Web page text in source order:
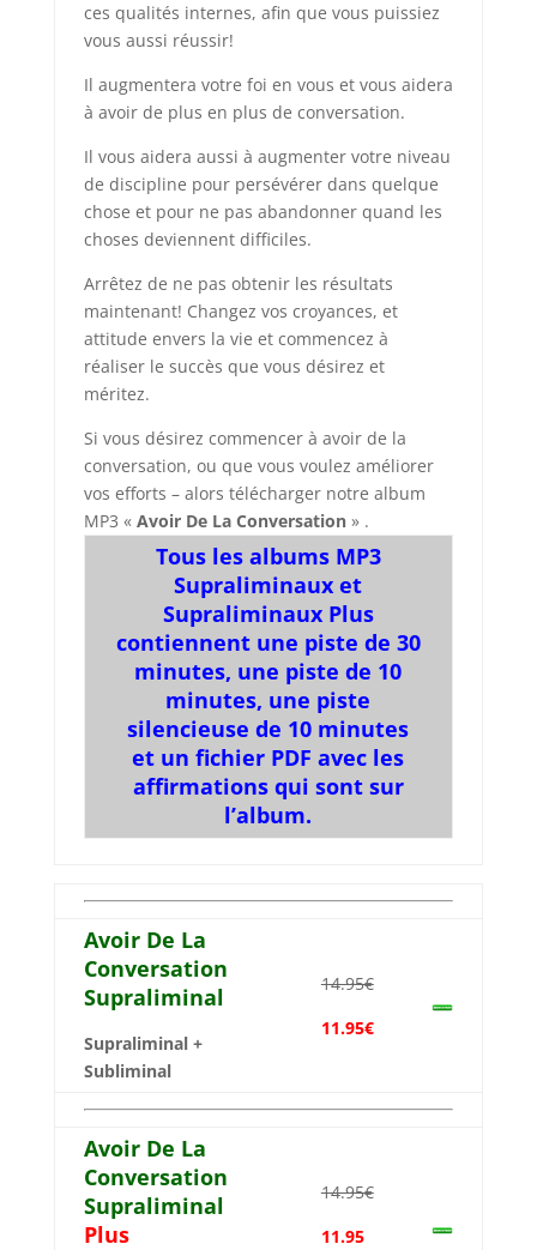
ces qualités internes, afin que vous puissiez
vous aussi réussir!
Il augmentera votre foi en vous et vous aidera
à avoir de plus en plus de conversation.
Il vous aidera aussi à augmenter votre niveau
de discipline pour persévérer dans quelque
chose et pour ne pas abandonner quand les
choses deviennent difficiles.
Arrêtez de ne pas obtenir les résultats
maintenant! Changez vos croyances, et
attitude envers la vie et commencez à
réaliser le succès que vous désirez et
méritez.
Si vous désirez commencer à avoir de la
conversation, ou que vous voulez améliorer
vos efforts – alors télécharger notre album
MP3 « Avoir De La Conversation» .
Tous les albums MP3
Supraliminaux et
Supraliminaux Plus
contiennent une piste de 30
minutes, une piste de 10
minutes, une piste
silencieuse de 10 minutes
et un fichier PDF avec les
affirmations qui sont sur
l’album.
Avoir De La
Conversation
Supraliminal
Supraliminal +
Subliminal
14.95€
11.95€
Avoir De La
Conversation
Supraliminal
Plus
14.95€
11.95